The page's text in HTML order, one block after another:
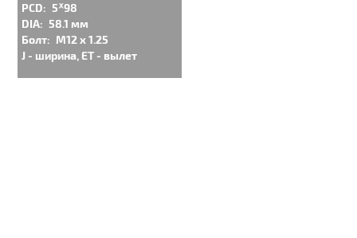
PCD: 5ᕁ98
DIA: 58.1 мм
Болт: M12 x 1.25
J - ширина, ET - вылет